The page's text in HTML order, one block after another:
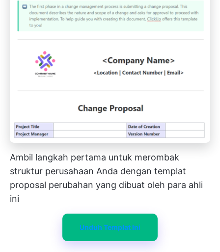
Ambil langkah pertama untuk merombak
struktur perusahaan Anda dengan templat
proposal perubahan yang dibuat oleh para ahli
ini
Unduh Templat Ini